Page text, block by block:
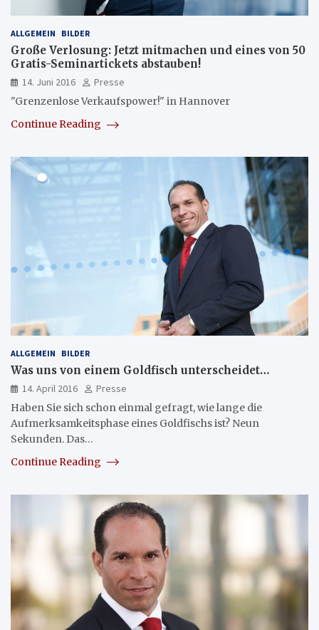
ALLGEMEIN BILDER
Große Verlosung: Jetzt mitmachen und eines von 50
Gratis-Seminartickets abstauben!
14. Juni 2016
Presse
"Grenzenlose Verkaufspower!" in Hannover
Continue Reading
ALLGEMEIN BILDER
Was uns von einem Goldfisch unterscheidet…
14. April 2016
Presse
Haben Sie sich schon einmal gefragt, wie lange die
Aufmerksamkeitsphase eines Goldfischs ist? Neun
Sekunden. Das…
Continue Reading